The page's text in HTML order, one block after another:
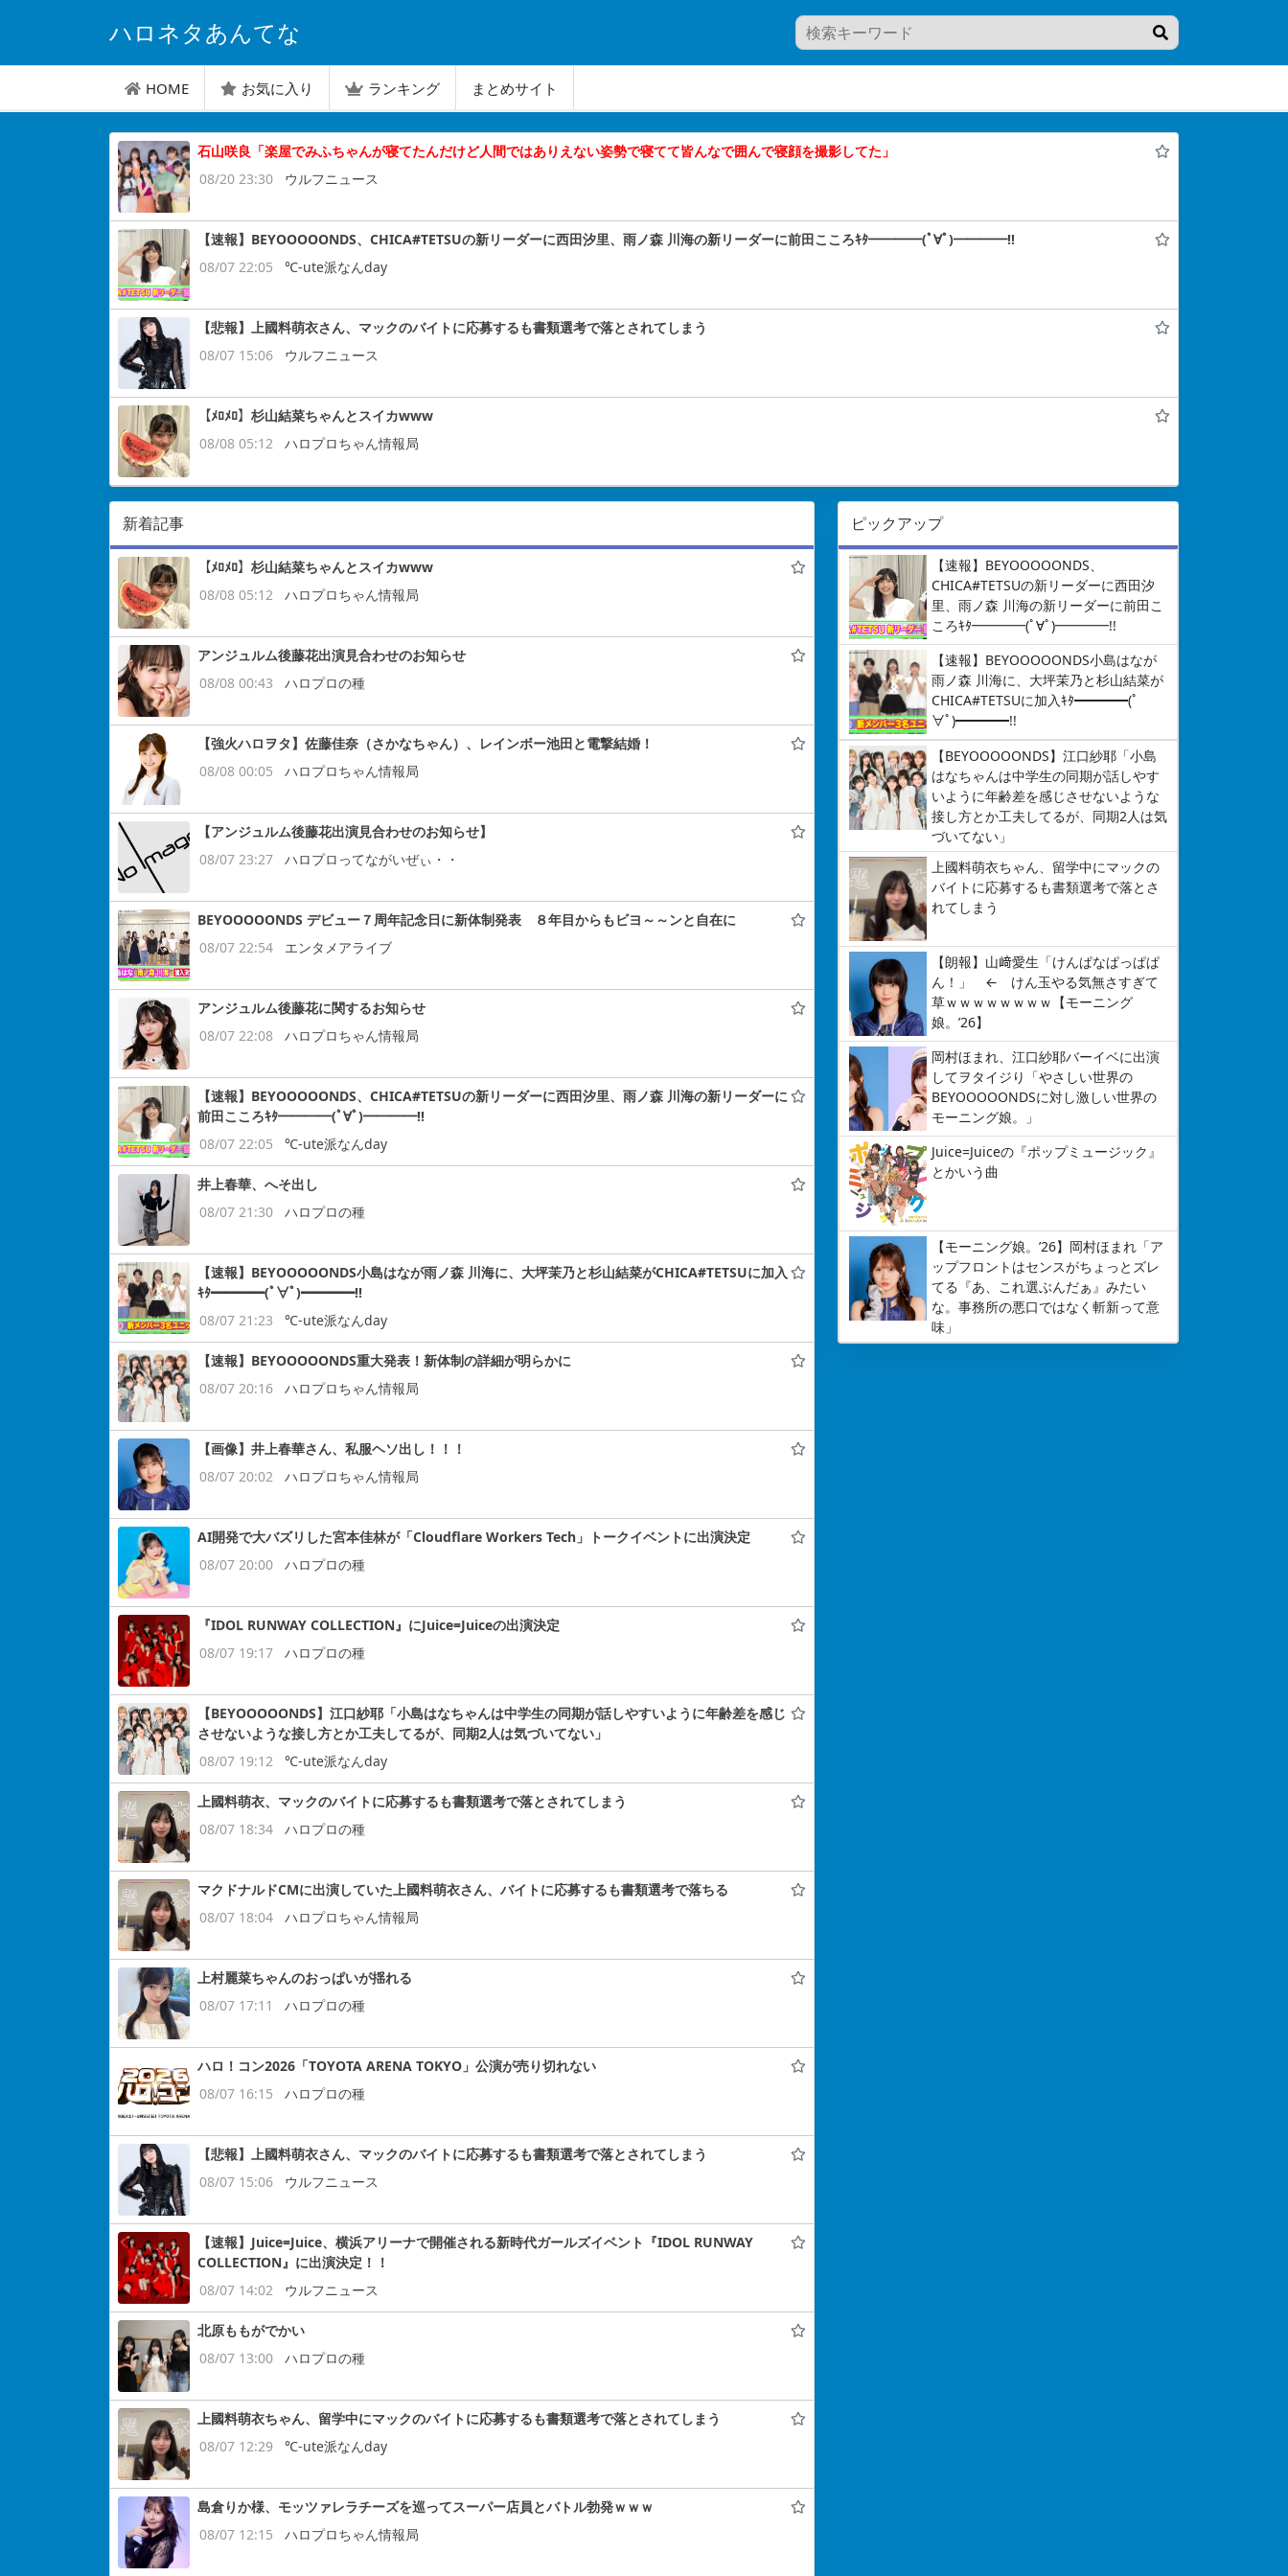
ハロネタあんてな
HOME お気に入り ランキング まとめサイト
石山咲良「楽屋でみふちゃんが寝てたんだけど人間ではありえない姿勢で寝てて皆んなで囲んで寝顔を撮影してた」
08/20 23:30
ウルフニュース
【速報】BEYOOOOONDS、CHICA#TETSUの新リーダーに西田汐里、雨ノ森 川海の新リーダーに前田こころｷﾀ━━━━(ﾟ∀ﾟ)━━━━!!
08/07 22:05
℃-ute派なんday
【悲報】上國料萌衣さん、マックのバイトに応募するも書類選考で落とされてしまう
08/07 15:06
ウルフニュース
【ﾒﾛﾒﾛ】杉山結菜ちゃんとスイカwww
08/08 05:12
ハロプロちゃん情報局
ピックアップ
【速報】BEYOOOOONDS、
CHICA#TETSUの新リーダーに西田汐
里、雨ノ森 川海の新リーダーに前田こ
ころｷﾀ━━━━(ﾟ∀ﾟ)━━━━!!
【速報】BEYOOOOONDS小島はなが
雨ノ森 川海に、大坪茉乃と杉山結菜が
CHICA#TETSUに加入ｷﾀ━━━━(ﾟ
∀ﾟ)━━━━!!
【BEYOOOOONDS】江口紗耶「小島
はなちゃんは中学生の同期が話しやす
いように年齢差を感じさせないような
接し方とか工夫してるが、同期2人は気
づいてない」
上國料萌衣ちゃん、留学中にマックの
バイトに応募するも書類選考で落とさ
れてしまう
【朗報】山﨑愛生「けんぱなぱっぱぱ
ん！」 ← けん玉やる気無さすぎて
草ｗｗｗｗｗｗｗｗ【モーニング
娘。’26】
岡村ほまれ、江口紗耶バーイベに出演
してヲタイジり「やさしい世界の
BEYOOOOONDSに対し激しい世界の
モーニング娘。」
Juice=Juiceの『ポップミュージック』
とかいう曲
【モーニング娘。’26】岡村ほまれ「ア
ップフロントはセンスがちょっとズレ
てる『あ、これ選ぶんだぁ』みたい
な。事務所の悪口ではなく斬新って意
味」
新着記事
【ﾒﾛﾒﾛ】杉山結菜ちゃんとスイカwww
08/08 05:12
ハロプロちゃん情報局
アンジュルム後藤花出演見合わせのお知らせ
08/08 00:43
ハロプロの種
【強火ハロヲタ】佐藤佳奈（さかなちゃん）、レインボー池田と電撃結婚！
08/08 00:05
ハロプロちゃん情報局
【アンジュルム後藤花出演見合わせのお知らせ】
08/07 23:27
ハロプロってながいぜぃ・・
BEYOOOOONDS デビュー７周年記念日に新体制発表 ８年目からもビヨ～～ンと自在に
08/07 22:54
エンタメアライブ
アンジュルム後藤花に関するお知らせ
08/07 22:08
ハロプロちゃん情報局
【速報】BEYOOOOONDS、CHICA#TETSUの新リーダーに西田汐里、雨ノ森 川海の新リーダーに
前田こころｷﾀ━━━━(ﾟ∀ﾟ)━━━━!!
08/07 22:05
℃-ute派なんday
井上春華、へそ出し
08/07 21:30
ハロプロの種
【速報】BEYOOOOONDS小島はなが雨ノ森 川海に、大坪茉乃と杉山結菜がCHICA#TETSUに加入
ｷﾀ━━━━(ﾟ∀ﾟ)━━━━!!
08/07 21:23
℃-ute派なんday
【速報】BEYOOOOONDS重大発表！新体制の詳細が明らかに
08/07 20:16
ハロプロちゃん情報局
【画像】井上春華さん、私服ヘソ出し！！！
08/07 20:02
ハロプロちゃん情報局
AI開発で大バズリした宮本佳林が「Cloudflare Workers Tech」トークイベントに出演決定
08/07 20:00
ハロプロの種
『IDOL RUNWAY COLLECTION』にJuice=Juiceの出演決定
08/07 19:17
ハロプロの種
【BEYOOOOONDS】江口紗耶「小島はなちゃんは中学生の同期が話しやすいように年齢差を感じ
させないような接し方とか工夫してるが、同期2人は気づいてない」
08/07 19:12
℃-ute派なんday
上國料萌衣、マックのバイトに応募するも書類選考で落とされてしまう
08/07 18:34
ハロプロの種
マクドナルドCMに出演していた上國料萌衣さん、バイトに応募するも書類選考で落ちる
08/07 18:04
ハロプロちゃん情報局
上村麗菜ちゃんのおっぱいが揺れる
08/07 17:11
ハロプロの種
ハロ！コン2026「TOYOTA ARENA TOKYO」公演が売り切れない
08/07 16:15
ハロプロの種
【悲報】上國料萌衣さん、マックのバイトに応募するも書類選考で落とされてしまう
08/07 15:06
ウルフニュース
【速報】Juice=Juice、横浜アリーナで開催される新時代ガールズイベント『IDOL RUNWAY
COLLECTION』に出演決定！！
08/07 14:02
ウルフニュース
北原ももがでかい
08/07 13:00
ハロプロの種
上國料萌衣ちゃん、留学中にマックのバイトに応募するも書類選考で落とされてしまう
08/07 12:29
℃-ute派なんday
島倉りか様、モッツァレラチーズを巡ってスーパー店員とバトル勃発ｗｗｗ
08/07 12:15
ハロプロちゃん情報局